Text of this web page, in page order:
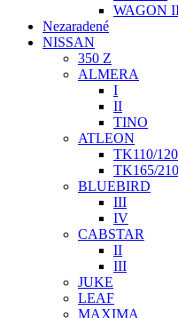
WAGON
Nezaradené
NISSAN
350 Z
ALMERA
I
II
TINO
ATLEON
TK110/120
TK165/210
BLUEBIRD
III
IV
CABSTAR
II
III
JUKE
LEAF
MAXIMA